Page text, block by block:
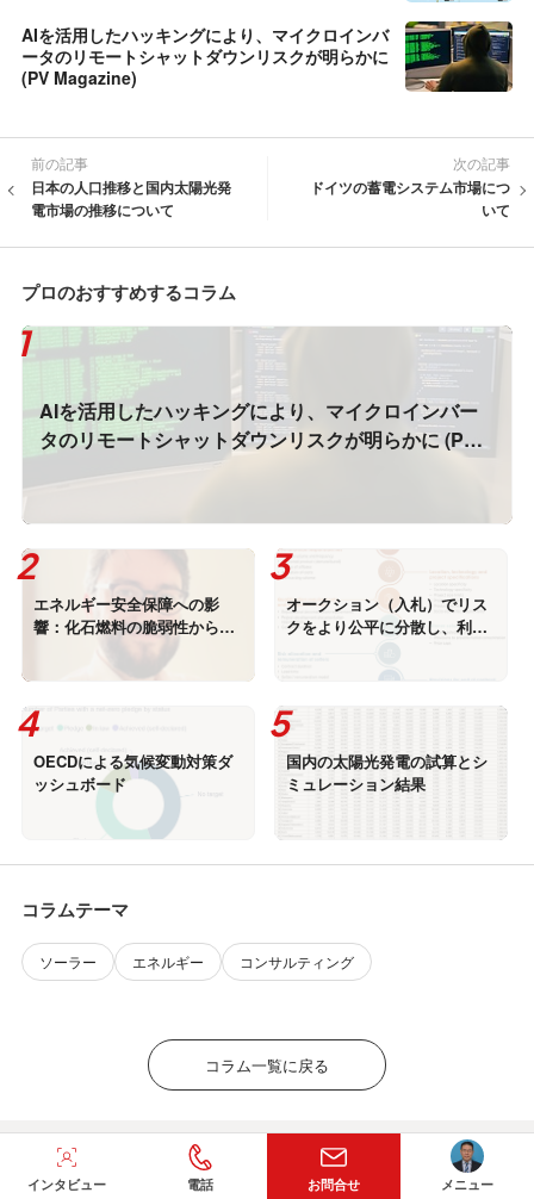
AIを活用したハッキングにより、マイクロインバ
ータのリモートシャットダウンリスクが明らかに
(PV Magazine)
前の記事
日本の人口推移と国内太陽光発
電市場の推移について
次の記事
ドイツの蓄電システム市場につ
いて
プロのおすすめするコラム
AIを活用したハッキングにより、マイクロインバー
タのリモートシャットダウンリスクが明らかに (PV
エネルギー安全保障への影
響：化石燃料の脆弱性から電
力の自立へ（EMBER）
オークション（入札）でリス
クをより公平に分散し、利益
を最大化できる方法 (IRENA)
OECDによる気候変動対策ダ
ッシュボード
国内の太陽光発電の試算とシ
ミュレーション結果
コラムテーマ
ソーラー エネルギー コンサルティング
コラム一覧に戻る
インタビュー 電話 お問合せ メニュー